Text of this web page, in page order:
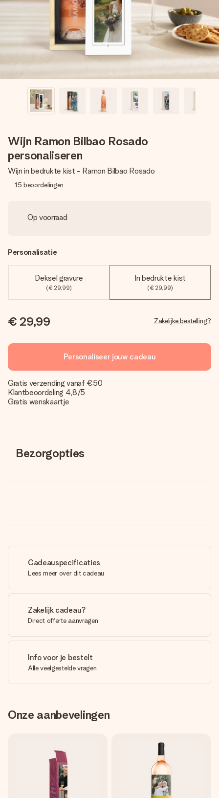
jullie foto of een boodschap die raakt. Zonder gedoe, maar
met alle aandacht voor het moment.
Wijn Ramon Bilbao Rosado
personaliseren
Wijn in bedrukte kist - Ramon Bilbao Rosado
15 beoordelingen
Op voorraad
Personalisatie
Deksel gravure
(€ 29,99)
In bedrukte kist
(€ 29,99)
€ 29,99 Zakelijke bestelling?
Personaliseer jouw cadeau
Gratis verzending vanaf €50
Klantbeoordeling 4,8/5
Gratis wenskaartje
Bezorgopties
Cadeauspecificaties
Lees meer over dit cadeau
Zakelijk cadeau?
Direct offerte aanvragen
Info voor je bestelt
Alle veelgestelde vragen
Onze aanbevelingen